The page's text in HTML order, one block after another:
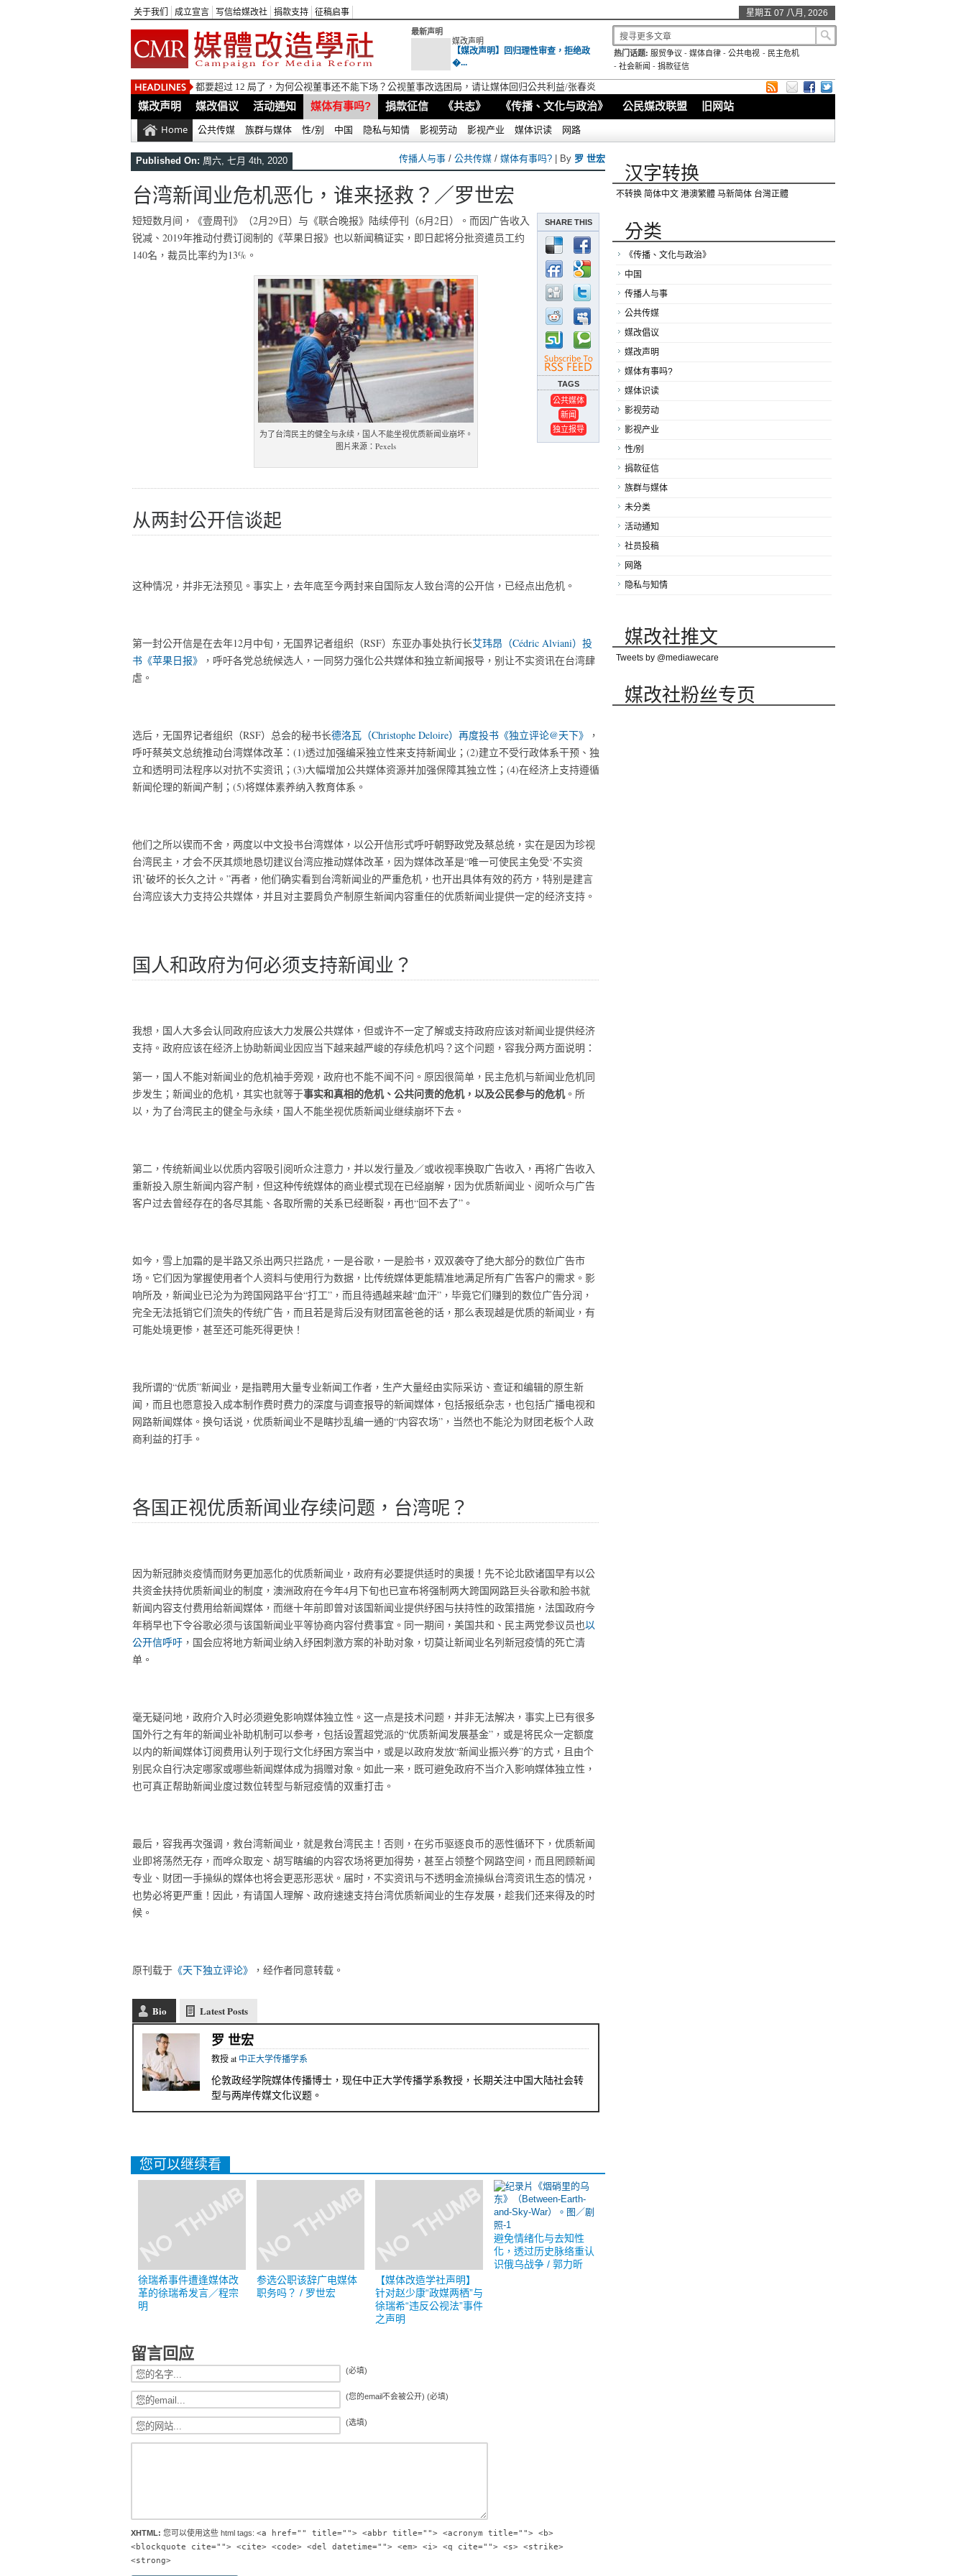
关于我们 成立宣言 写信给媒改社 捐款支持 征稿启事 星期五 07 八月, 2026
最新声明
媒改声明
【媒改声明】回归理性审查，拒绝政
�...
热门话题: 服贸争议 -媒体自律 -公共电视 - 民主危机
- 社会新闻 - 捐款征信
都要超过 12 局了，为何公视董事还不能下场？公视董事改选困局，请让媒体回归公共利益/张春炎
媒改声明 媒改倡议 活动通知 媒体有事吗? 捐款征信 《共志》 《传播、文化与政治》 公民媒改联盟 旧网站
Home 公共传媒 族群与媒体 性/别 中国 隐私与知情 影视劳动 影视产业 媒体识读 网路
Published On: 周六, 七月 4th, 2020 传播人与事 / 公共传媒 / 媒体有事吗? | By 罗 世宏
台湾新闻业危机恶化，谁来拯救？／罗世宏
SHARE THIS
TAGS
公共媒体
新闻
独立报导
短短数月间，《壹周刊》（2月29日）与《联合晚报》陆续停刊（6月2日）。而因广告收入
锐减、2019年推动付费订阅制的《苹果日报》也以新闻稿证实，即日起将分批资遣员工约
140名，裁员比率约为13%。
为了台湾民主的健全与永续，国人不能坐视优质新闻业崩坏。
图片来源：Pexels
从两封公开信谈起
这种情况，并非无法预见。事实上，去年底至今两封来自国际友人致台湾的公开信，已经点出危机。
第一封公开信是在去年12月中旬，无国界记者组织（RSF）东亚办事处执行长艾玮昂（Cédric Alviani）投
书《苹果日报》
，呼吁各党总统候选人，一同努力强化公共媒体和独立新闻报导，别让不实资讯在台湾肆
虐。
选后，无国界记者组织（RSF）总会的秘书长德洛瓦（Christophe Deloire）再度投书《独立评论@天下》
，
呼吁蔡英文总统推动台湾媒体改革：(1)透过加强编采独立性来支持新闻业；(2)建立不受行政体系干预、独
立和透明司法程序以对抗不实资讯；(3)大幅增加公共媒体资源并加强保障其独立性；(4)在经济上支持遵循
新闻伦理的新闻产制；(5)将媒体素养纳入教育体系。
他们之所以锲而不舍，两度以中文投书台湾媒体，以公开信形式呼吁朝野政党及蔡总统，实在是因为珍视
台湾民主，才会不厌其烦地恳切建议台湾应推动媒体改革，因为媒体改革是“唯一可使民主免受‘不实资
讯’破坏的长久之计。”再者，他们确实看到台湾新闻业的严重危机，也开出具体有效的药方，特别是建言
台湾应该大力支持公共媒体，并且对主要肩负产制原生新闻内容重任的优质新闻业提供一定的经济支持。
国人和政府为何必须支持新闻业？
我想，国人大多会认同政府应该大力发展公共媒体，但或许不一定了解或支持政府应该对新闻业提供经济
支持。政府应该在经济上协助新闻业因应当下越来越严峻的存续危机吗？这个问题，容我分两方面说明：
第一，国人不能对新闻业的危机袖手旁观，政府也不能不闻不问。原因很简单，民主危机与新闻业危机同
步发生；新闻业的危机，其实也就等于事实和真相的危机、公共问责的危机，以及公民参与的危机。所
以，为了台湾民主的健全与永续，国人不能坐视优质新闻业继续崩坏下去。
第二，传统新闻业以优质内容吸引阅听众注意力，并以发行量及／或收视率换取广告收入，再将广告收入
重新投入原生新闻内容产制，但这种传统媒体的商业模式现在已经崩解，因为优质新闻业、阅听众与广告
客户过去曾经存在的各尽其能、各取所需的关系已经断裂，再也“回不去了”。
如今，雪上加霜的是半路又杀出两只拦路虎，一是谷歌，一是脸书，双双袭夺了绝大部分的数位广告市
场。它们因为掌握使用者个人资料与使用行为数据，比传统媒体更能精准地满足所有广告客户的需求。影
响所及，新闻业已沦为为跨国网路平台“打工”，而且待遇越来越“血汗”，毕竟它们赚到的数位广告分润，
完全无法抵销它们流失的传统广告，而且若是背后没有财团富爸爸的话，那么表现越是优质的新闻业，有
可能处境更惨，甚至还可能死得更快！
我所谓的“优质”新闻业，是指聘用大量专业新闻工作者，生产大量经由实际采访、查证和编辑的原生新
闻，而且也愿意投入成本制作费时费力的深度与调查报导的新闻媒体，包括报纸杂志，也包括广播电视和
网路新闻媒体。换句话说，优质新闻业不是瞎抄乱编一通的“内容农场”，当然也不能沦为财团老板个人政
商利益的打手。
各国正视优质新闻业存续问题，台湾呢？
因为新冠肺炎疫情而财务更加恶化的优质新闻业，政府有必要提供适时的奥援！先不论北欧诸国早有以公
共资金扶持优质新闻业的制度，澳洲政府在今年4月下旬也已宣布将强制两大跨国网路巨头谷歌和脸书就
新闻内容支付费用给新闻媒体，而继十年前即曾对该国新闻业提供纾困与扶持性的政策措施，法国政府今
年稍早也下令谷歌必须与该国新闻业平等协商内容付费事宜。同一期间，美国共和、民主两党参议员也以
公开信呼吁 ，国会应将地方新闻业纳入纾困刺激方案的补助对象，切莫让新闻业名列新冠疫情的死亡清
单。
毫无疑问地，政府介入时必须避免影响媒体独立性。这一点是技术问题，并非无法解决，事实上已有很多
国外行之有年的新闻业补助机制可以参考，包括设置超党派的“优质新闻发展基金”，或是将民众一定额度
以内的新闻媒体订阅费用认列于现行文化纾困方案当中，或是以政府发放“新闻业振兴券”的方式，且由个
别民众自行决定哪家或哪些新闻媒体成为捐赠对象。如此一来，既可避免政府不当介入影响媒体独立性，
也可真正帮助新闻业度过数位转型与新冠疫情的双重打击。
最后，容我再次强调，救台湾新闻业，就是救台湾民主！否则，在劣币驱逐良币的恶性循环下，优质新闻
业即将荡然无存，而哗众取宠、胡写瞎编的内容农场将更加得势，甚至占领整个网路空间，而且罔顾新闻
专业、财团一手操纵的媒体也将会更恶形恶状。届时，不实资讯与不透明金流操纵台湾资讯生态的情况，
也势必将更严重！因此，有请国人理解、政府速速支持台湾优质新闻业的生存发展，趁我们还来得及的时
候。
原刊载于 《天下独立评论》 ，经作者同意转载。
Bio Latest Posts
罗 世宏
教授at 中正大学传播学系
伦敦政经学院媒体传播博士，现任中正大学传播学系教授，长期关注中国大陆社会转
型与两岸传媒文化议题。
您可以继续看
徐瑞希事件遭逢媒体改
革的徐瑞希发言／程宗
明
参选公职该辞广电媒体
职务吗？ / 罗世宏
【媒体改造学社声明】
针对赵少康“政媒两栖”与
徐瑞希“违反公视法”事件
之声明
避免情绪化与去知性
化，透过历史脉络重认
识俄乌战争 / 郭力昕
留言回应
(必填)
(您的email不会被公开) (必填)
(选填)
XHTML: 您可以使用这些 html tags: <a href="" title=""> <abbr title=""> <acronym title=""> <b>
<blockquote cite=""> <cite> <code> <del datetime=""> <em> <i> <q cite=""> <s> <strike>
<strong>
汉字转换
不转换 简体中文 港澳繁體 马新简体 台灣正體
分类
《传播、文化与政治》
中国
传播人与事
公共传媒
媒改倡议
媒改声明
媒体有事吗?
媒体识读
影视劳动
影视产业
性/别
捐款征信
族群与媒体
未分类
活动通知
社员投稿
网路
隐私与知情
媒改社推文
Tweets by @mediawecare
媒改社粉丝专页